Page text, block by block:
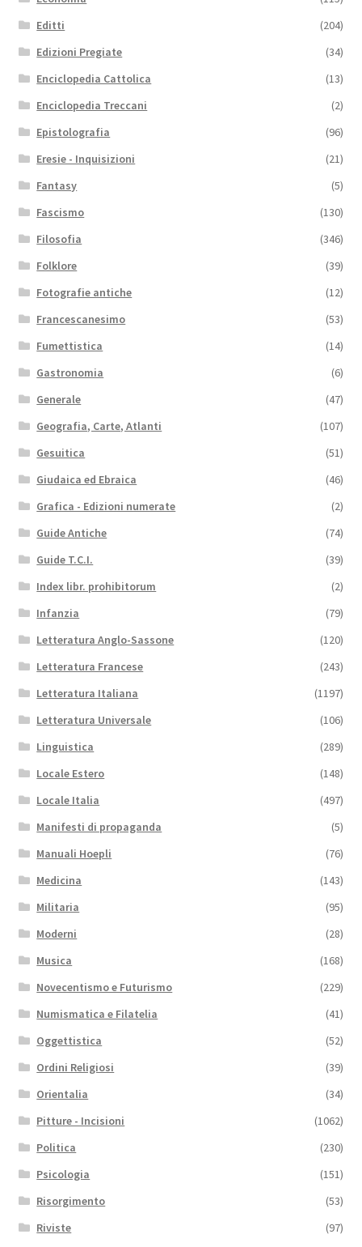
Editti
(204)
Edizioni Pregiate
(34)
Enciclopedia Cattolica
(13)
Enciclopedia Treccani
(2)
Epistolografia
(96)
Eresie - Inquisizioni
(21)
Fantasy
(5)
Fascismo
(130)
Filosofia
(346)
Folklore
(39)
Fotografie antiche
(12)
Francescanesimo
(53)
Fumettistica
(14)
Gastronomia
(6)
Generale
(47)
Geografia, Carte, Atlanti
(107)
Gesuitica
(51)
Giudaica ed Ebraica
(46)
Grafica - Edizioni numerate
(2)
Guide Antiche
(74)
Guide T.C.I.
(39)
Index libr. prohibitorum
(2)
Infanzia
(79)
Letteratura Anglo-Sassone
(120)
Letteratura Francese
(243)
Letteratura Italiana
(1197)
Letteratura Universale
(106)
Linguistica
(289)
Locale Estero
(148)
Locale Italia
(497)
Manifesti di propaganda
(5)
Manuali Hoepli
(76)
Medicina
(143)
Militaria
(95)
Moderni
(28)
Musica
(168)
Novecentismo e Futurismo
(229)
Numismatica e Filatelia
(41)
Oggettistica
(52)
Ordini Religiosi
(39)
Orientalia
(34)
Pitture - Incisioni
(1062)
Politica
(230)
Psicologia
(151)
Risorgimento
(53)
Riviste
(97)